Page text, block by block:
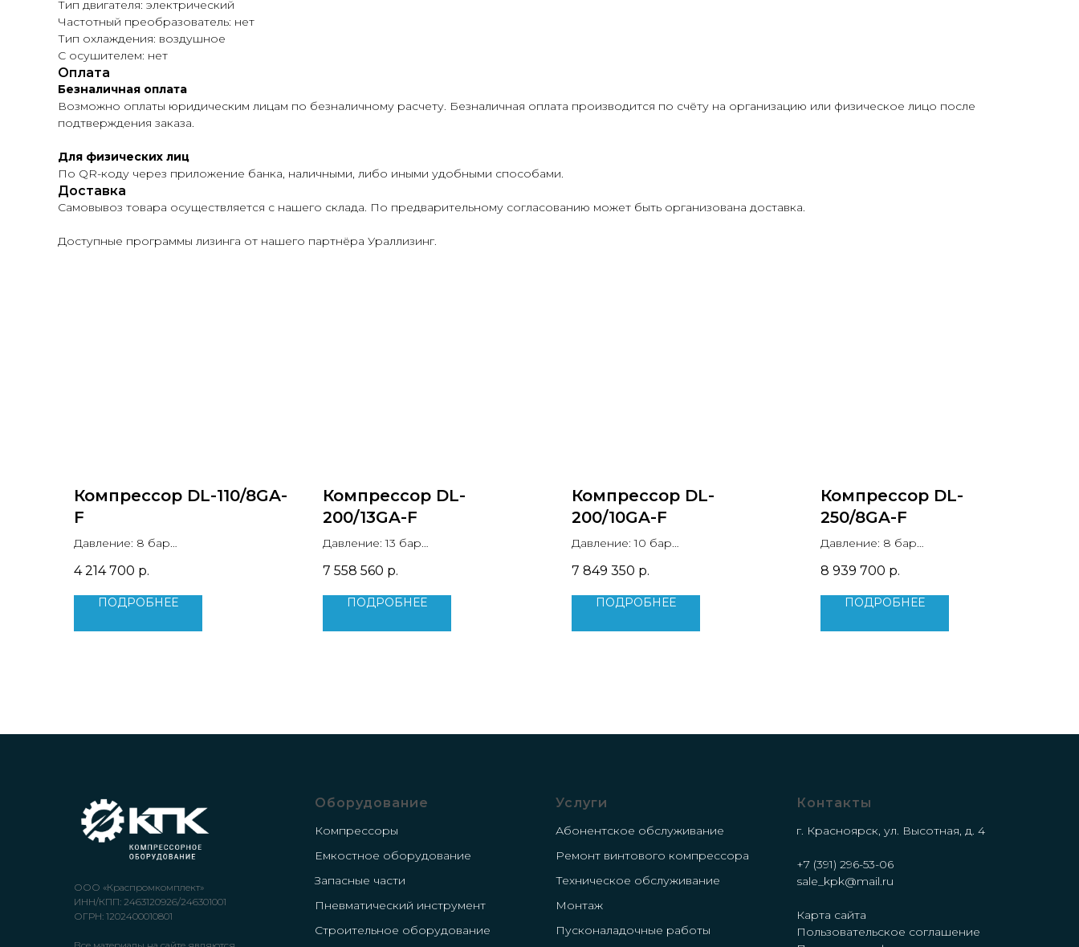
Тип двигателя: электрический
Частотный преобразователь: нет
Тип охлаждения: воздушное
С осушителем: нет
Оплата
Безналичная оплата
Возможно оплаты юридическим лицам по безналичному расчету. Безналичная оплата производится по счёту на организацию или физическое лицо после
подтверждения заказа.
Для физических лиц
По QR-коду через приложение банка, наличными, либо иными удобными способами.
Доставка
Самовывоз товара осуществляется с нашего склада. По предварительному согласованию может быть организована доставка.
Доступные программы лизинга от нашего партнёра Ураллизинг.
Компрессор DL-110/8GA-
F
Давление: 8 бар
Мощность двигателя: 110 кВт
Вес: 3200 кг
4 214 700 р.
ПОДРОБНЕЕ
Компрессор DL-
200/13GA-F
Давление: 13 бар
Мощность двигателя: 200 кВт
Вес: 4800 кг
7 558 560 р.
ПОДРОБНЕЕ
Компрессор DL-
200/10GA-F
Давление: 10 бар
Мощность двигателя: 200 кВт
Вес: 4800 кг
7 849 350 р.
ПОДРОБНЕЕ
Компрессор DL-
250/8GA-F
Давление: 8 бар
Мощность двигателя: 250 кВт
Вес: 4800 кг
8 939 700 р.
ПОДРОБНЕЕ
ООО «Краспромкомплект»
ИНН/КПП: 2463120926/246301001
ОГРН: 1202400010801
Оборудование
Компрессоры
Емкостное оборудование
Запасные части
Пневматический инструмент
Строительное оборудование
Услуги
Абонентское обслуживание
Ремонт винтового компрессора
Техническое обслуживание
Монтаж
Пусконаладочные работы
Контакты
г. Красноярск, ул. Высотная, д. 4
+7 (391) 296-53-06
sale_kpk@mail.ru
Карта сайта
Пользовательское соглашение